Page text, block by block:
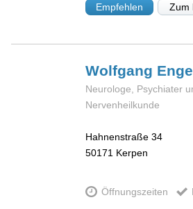
Empfehlen Zum
Wolfgang
Neurologe, Psychiater
Nervenheilkunde
Hahnenstraße 34
50171 Kerpen
Öffnungszeiten